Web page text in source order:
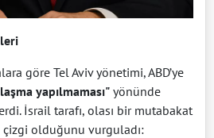
göre Tel Aviv yönetimi, ABD’ye
yapılmaması" yönünde
İsrail tarafı, olası bir mutabakat
çizgi olduğunu vurguladı: